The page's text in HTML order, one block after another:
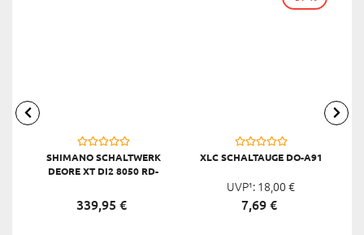
SHIMANO SCHALTWERK
DEORE XT DI2 8050 RD-
339,95 €
XLC SCHALTAUGE DO-A91
UVP¹: 18,00 €
7,69 €